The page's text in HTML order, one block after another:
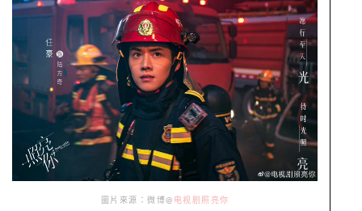
圖片來源：微博@ 电视剧照亮你